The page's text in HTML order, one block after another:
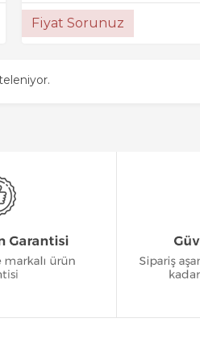
Fiyat Sorunuz